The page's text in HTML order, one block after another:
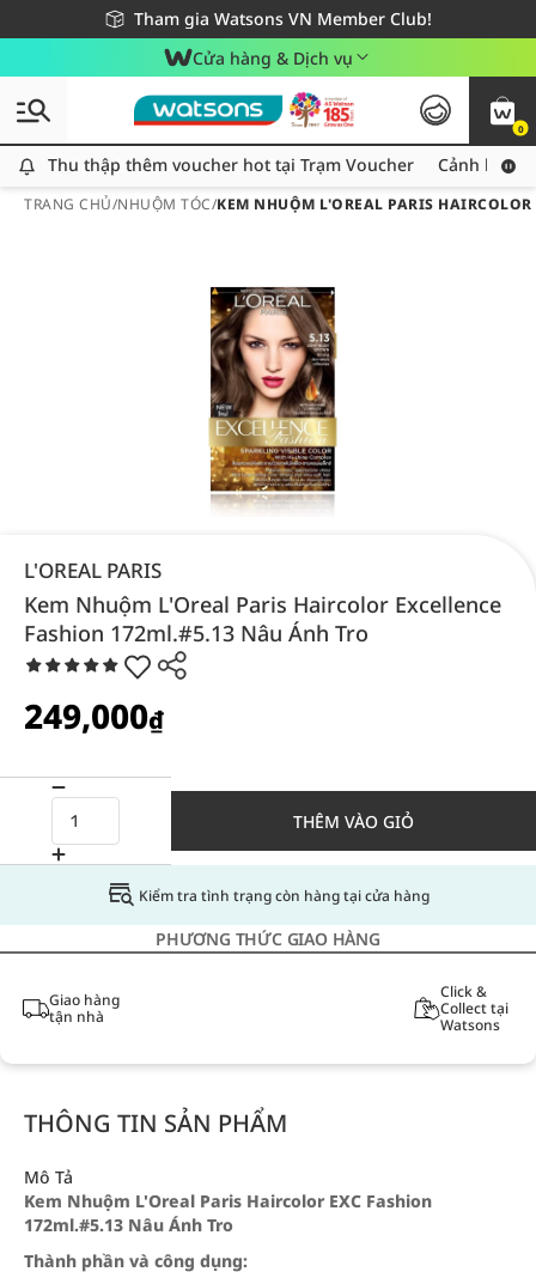
Tham gia Watsons VN Member Club!
Miễn phí giao hàng cho đơn hàng từ 249,000Đ
Giao hàng nhanh 24h - Áp dụng khu vực TP. Hồ Chí Minh
Cửa hàng & Dịch vụ
0
Thu thập thêm voucher hot tại Trạm Voucher
Thu thập thêm voucher hot tại Trạm Voucher Cảnh báo
TRANG CHỦ/NHUỘM TÓC/KEM NHUỘM L'OREAL PARIS
L'OREAL PARIS
Kem Nhuộm L'Oreal Paris Haircolor Excellence
Fashion 172ml.#5.13 Nâu Ánh Tro
249,000₫
THÊM VÀO GIỎ
Kiểm tra tình trạng còn hàng tại cửa hàng
PHƯƠNG THỨC GIAO HÀNG
Giao hàng
tận nhà
Click &
Collect tại
Watsons
THÔNG TIN SẢN PHẨM
Mô Tả
Kem Nhuộm L'Oreal Paris Haircolor EXC Fashion
172ml.#5.13 Nâu Ánh Tro
Thành phần và công dụng: